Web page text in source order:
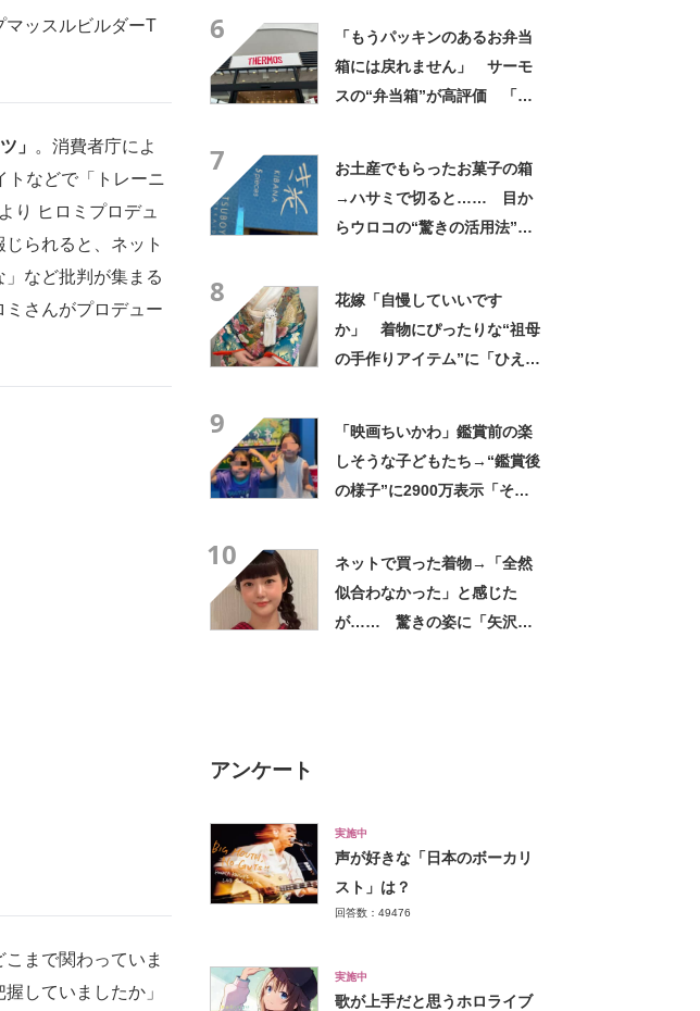
マッスルビルダーT
」
。消費者庁によ
トなどで「トレーニ
り ヒロミプロデュ
られると、ネット
」など批判が集まる
さんがプロデュー
まで関わっていま
していましたか」
6
「もうパッキンのあるお弁当
箱には戻れません」 サーモ
スの“弁当箱”が高評価 「想
7
お土産でもらったお菓子の箱
→ハサミで切ると…… 目か
らウロコの“驚きの活用法”に
8
花嫁「自慢していいです
か」 着物にぴったりな“祖母
の手作りアイテム”に「ひえ
9
「映画ちいかわ」鑑賞前の楽
しそうな子どもたち→“鑑賞後
の様子”に2900万表示「そう
10
ネットで買った着物→「全然
似合わなかった」と感じた
が…… 驚きの姿に「矢沢あ
アンケート
実施中
声が好きな「日本のボーカリ
スト」は？
回答数：49476
実施中
歌が上手だと思うホロライブ